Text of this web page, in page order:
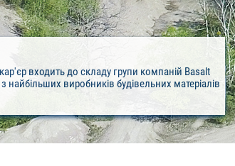
входить до складу групи компаній Basalt
найбільших виробників будівельних матеріалів